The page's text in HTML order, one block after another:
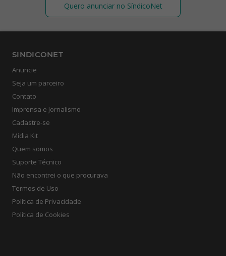
Quero anunciar no SíndicoNet
SINDICONET
Anuncie
Seja um parceiro
Contato
Imprensa e Jornalismo
Cadastre-se
Mídia Kit
Quem somos
Suporte Técnico
Não encontrei o que procurava
Termos de Uso
Política de Privacidade
Política de Cookies